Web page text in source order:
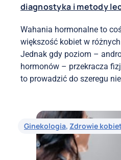
diagnostyka i metody
Wahania hormonalne to
większość kobiet w
Jednak gdy poziom –
hormonów – przekracza
to prowadzić do szeregu
Ginekologia, Zdrowie